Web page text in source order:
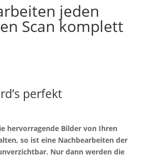
jeden
Scan komplett
perfekt
hervorragende Bilder von Ihren
so ist eine Nachbearbeiten der
Nur dann werden die